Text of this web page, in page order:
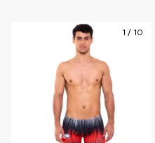
1 / 10